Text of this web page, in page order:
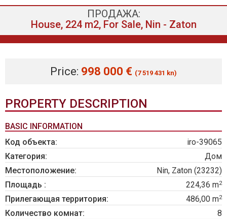
ПРОДАЖА:
House, 224 m2, For Sale, Nin - Zaton
Price: 998 000 € (7 519 431 kn)
PROPERTY DESCRIPTION
BASIC INFORMATION
Код объекта:
iro-39065
Категория:
Дом
Местоположение:
Nin, Zaton (23232)
Площадь :
224,36 m2
Прилегающая территория: 486,00 m2
Количество комнат:
8